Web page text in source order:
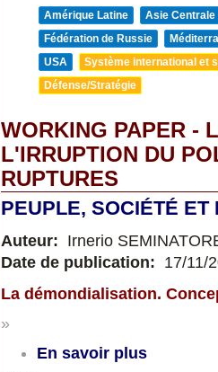
Amérique Latine
Asie Centrale
Fédération de Russie
USA
Système international et
Défense/Stratégie
WORKING PAPER -
L'IRRUPTION DU
RUPTURES
PEUPLE, SOCIÉTÉ ET
Auteur: Irnerio
Date de publication: 17/11/
La démondialisation.
»
En savoir plus